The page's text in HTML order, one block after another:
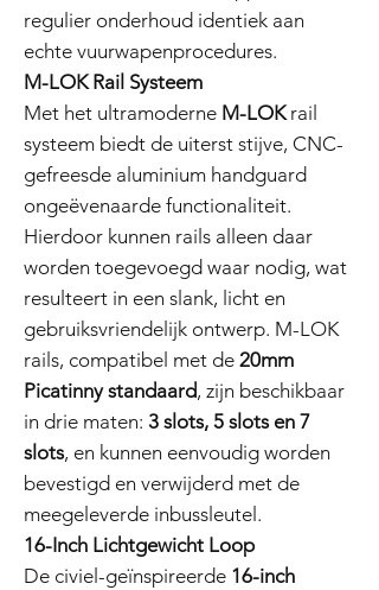
regulier onderhoud identiek aan
echte vuurwapenprocedures.
M-LOK Rail Systeem
Met het ultramoderne M-LOKrail
systeem biedt de uiterst stijve, CNC-
gefreesde aluminium handguard
ongeëvenaarde functionaliteit.
Hierdoor kunnen rails alleen daar
worden toegevoegd waar nodig, wat
resulteert in een slank, licht en
gebruiksvriendelijk ontwerp. M-LOK
rails, compatibel met de 20mm
Picatinny standaard, zijn beschikbaar
in drie maten: 3 slots, 5 slots en 7
slots, en kunnen eenvoudig worden
bevestigd en verwijderd met de
meegeleverde inbussleutel.
16-Inch Lichtgewicht Loop
De civiel-geïnspireerde 16-inch